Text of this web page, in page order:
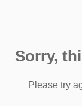
Sorry,
Please try